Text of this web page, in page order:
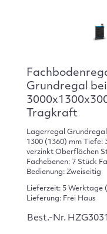
Grundregal
Tragkraft
Lagerregal
1300 (1360) mm Tiefe:
verzinkt Oberflächen
Fachebenen: 7 Stück
Bedienung: Zweiseitig
Lieferzeit: 5 Werktage
Lieferung: Frei Haus
Best.-Nr.